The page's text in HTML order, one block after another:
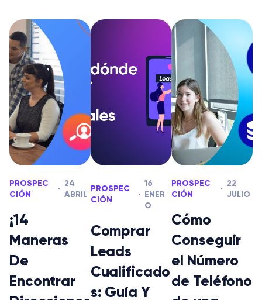
PROSPEC
CIÓN
24
ABRIL
¡14
Maneras
De
Encontrar
PROSPEC
CIÓN
16
ENER
O
Comprar
Leads
Cualificado
s: Guía Y
PROSPEC
CIÓN
22
JULIO
Cómo
Conseguir
el Número
de Teléfono